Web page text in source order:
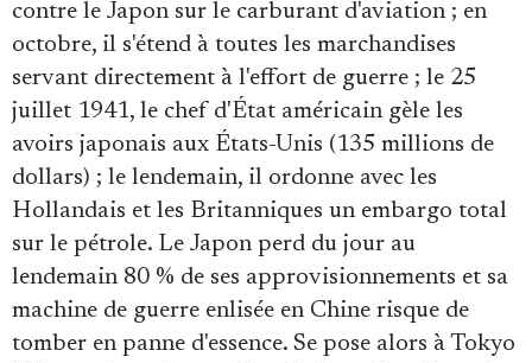
contre le Japon sur le carburant d'aviation ; en
octobre, il s'étend à toutes les marchandises
servant directement à l'effort de guerre ; le 25
juillet 1941, le chef d'État américain gèle les
avoirs japonais aux États-Unis (135 millions de
dollars) ; le lendemain, il ordonne avec les
Hollandais et les Britanniques un embargo total
sur le pétrole. Le Japon perd du jour au
lendemain 80 % de ses approvisionnements et sa
machine de guerre enlisée en Chine risque de
tomber en panne d'essence. Se pose alors à Tokyo